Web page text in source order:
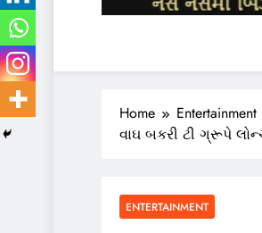
Home
Entertainment
વાઘ બકરી ટી ગ્રૂપે
ENTERTAINMENT